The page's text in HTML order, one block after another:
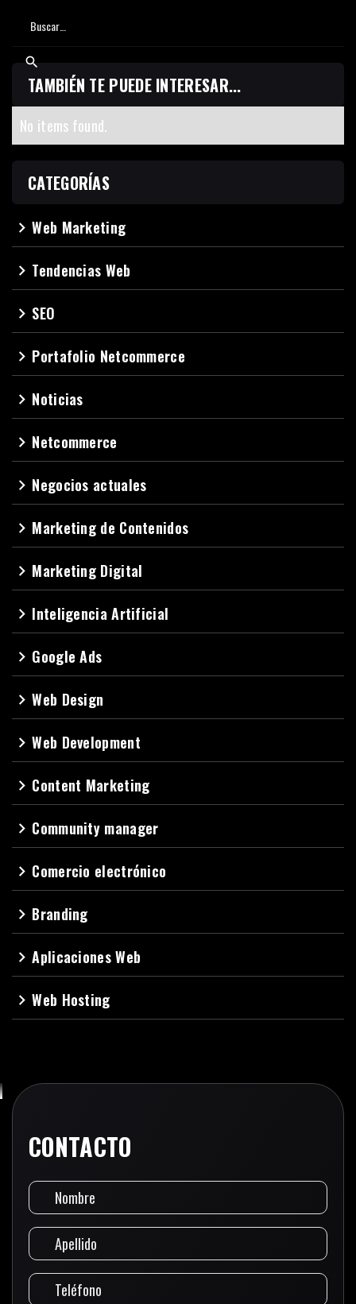
TAMBIÉN TE PUEDE INTERESAR...
No items found.
CATEGORÍAS
navigate_nextWeb Marketing
navigate_next Tendencias Web
navigate_next SEO
navigate_next Portafolio Netcommerce
navigate_next Noticias
navigate_next Netcommerce
navigate_next Negocios actuales
navigate_next Marketing de Contenidos
navigate_next Marketing Digital
navigate_next Inteligencia Artificial
navigate_next Google Ads
navigate_nextWeb Design
navigate_nextWeb Development
navigate_next Content Marketing
navigate_next Community manager
navigate_next Comercio electrónico
navigate_next Branding
navigate_nextAplicaciones Web
navigate_nextWeb Hosting
CONTACTO